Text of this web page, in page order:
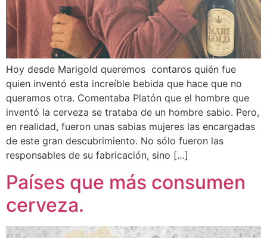
Hoy desde Marigold queremos contaros quién fue
quien inventó esta increíble bebida que hace que no
queramos otra. Comentaba Platón que el hombre que
inventó la cerveza se trataba de un hombre sabio. Pero,
en realidad, fueron unas sabias mujeres las encargadas
de este gran descubrimiento. No sólo fueron las
responsables de su fabricación, sino […]
Países que más consumen
cerveza.